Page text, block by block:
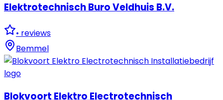
Elektrotechnisch Buro Veldhuis B.V.
• reviews
Bemmel
Blokvoort Elektro Electrotechnisch